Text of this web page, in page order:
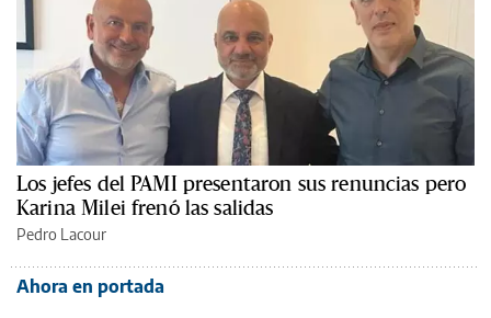
Los jefes del PAMI presentaron sus renuncias pero
Karina Milei frenó las salidas
Pedro Lacour
Ahora en portada